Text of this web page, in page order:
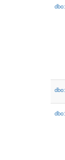
dbo:
dbo:
dbo: